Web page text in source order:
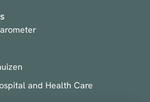
and Health Care